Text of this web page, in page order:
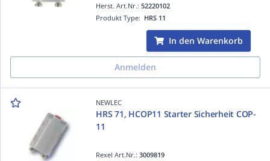
Produkt Type: HRS 11
Herst. Art.Nr.:52220102
In den Warenkorb
Anmelden
NEWLEC
HRS 71, HCOP11 Starter Sicherheit COP-
11
Rexel Art.Nr.:3009819